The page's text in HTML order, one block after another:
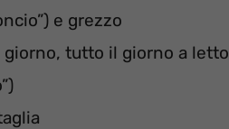
e grezzo
tutto il giorno a letto